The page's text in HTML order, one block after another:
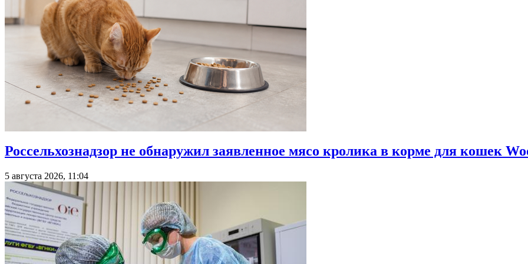
Россельхознадзор не обнаружил заявленное мясо кролика в корме для кошек
5 августа 2026, 11:04